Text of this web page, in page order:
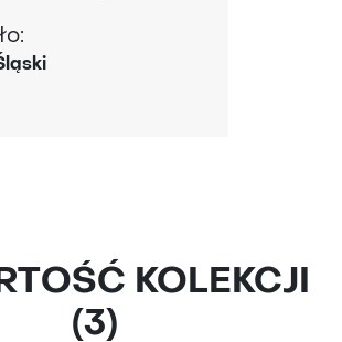
KOLEKCJI
(3)